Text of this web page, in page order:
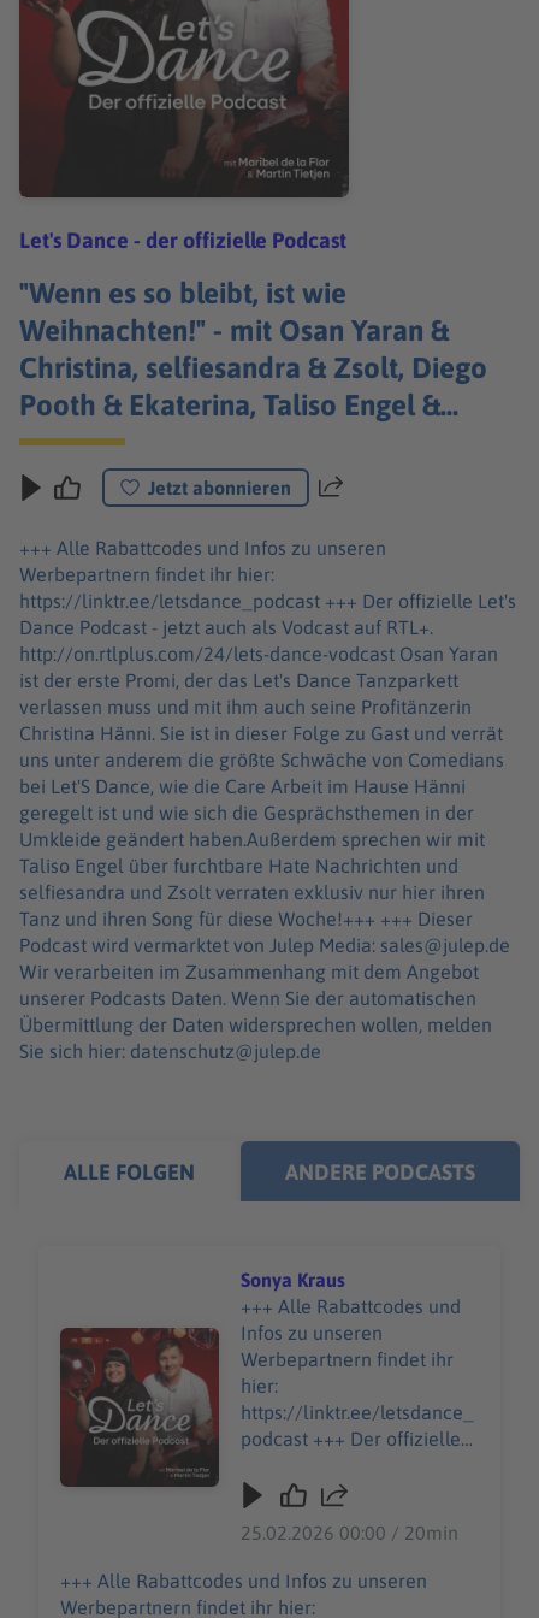
Let's Dance - der offizielle Podcast
"Wenn es so bleibt, ist wie
Weihnachten!" - mit Osan Yaran &
Christina, selfiesandra & Zsolt, Diego
Pooth & Ekaterina, Taliso Engel &
Patricija
Jetzt abonnieren Teilen
+++ Alle Rabattcodes und Infos zu unseren
Werbepartnern findet ihr hier:
https://linktr.ee/letsdance_podcast +++ Der offizielle Let's
Dance Podcast - jetzt auch als Vodcast auf RTL+.
http://on.rtlplus.com/24/lets-dance-vodcast Osan Yaran
ist der erste Promi, der das Let's Dance Tanzparkett
verlassen muss und mit ihm auch seine Profitänzerin
Christina Hänni. Sie ist in dieser Folge zu Gast und verrät
uns unter anderem die größte Schwäche von Comedians
bei Let'S Dance, wie die Care Arbeit im Hause Hänni
geregelt ist und wie sich die Gesprächsthemen in der
Umkleide geändert haben.Außerdem sprechen wir mit
Taliso Engel über furchtbare Hate Nachrichten und
selfiesandra und Zsolt verraten exklusiv nur hier ihren
Tanz und ihren Song für diese Woche!+++ +++ Dieser
Podcast wird vermarktet von Julep Media: sales@julep.de
Wir verarbeiten im Zusammenhang mit dem Angebot
unserer Podcasts Daten. Wenn Sie der automatischen
Übermittlung der Daten widersprechen wollen, melden
Sie sich hier: datenschutz@julep.de
ALLE FOLGEN ANDERE PODCASTS
Audiotitel - Sonya Kraus
Sonya Kraus
+++ Alle Rabattcodes und
Infos zu unseren
Werbepartnern findet ihr
hier:
https://linktr.ee/letsdance_
podcast +++ Der offizielle
auch als Vodcast auf RTL+.
s-dance-vodcast den
Vodcast gibt es hier:
https://plus.rtl.de/video-
25.02.2026 00:00 / 20min
+++ Alle Rabattcodes und Infos zu unseren
Werbepartnern findet ihr hier: